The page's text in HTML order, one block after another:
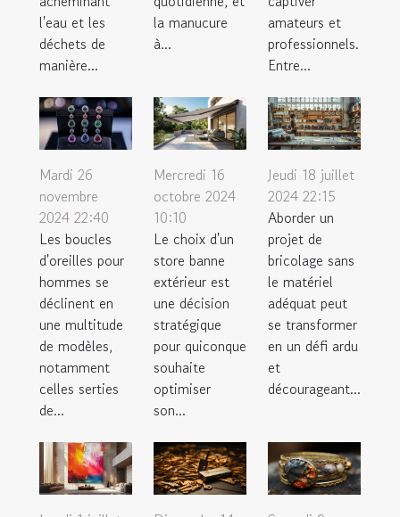
l'eau et les
déchets de
manière...
la manucure
à...
amateurs et
professionnels.
Entre...
Mardi 26
novembre
2024 22:40
Les boucles
d'oreilles pour
hommes se
déclinent en
une multitude
de modèles,
notamment
celles serties
de...
Mercredi 16
octobre 2024
10:10
Le choix d'un
store banne
extérieur est
une décision
stratégique
pour quiconque
souhaite
optimiser
son...
Jeudi 18 juillet
2024 22:15
Aborder un
projet de
bricolage sans
le matériel
adéquat peut
se transformer
en un défi ardu
et
décourageant...